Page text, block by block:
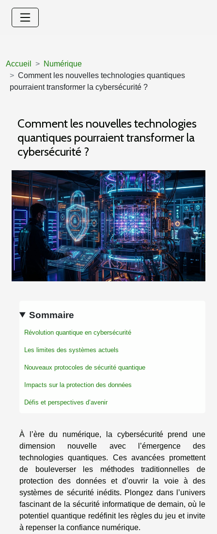
Accueil
Numérique
Comment les nouvelles technologies quantiques
pourraient transformer la cybersécurité ?
Comment les nouvelles technologies
quantiques pourraient transformer la
cybersécurité ?
Sommaire
Révolution quantique en cybersécurité
Les limites des systèmes actuels
Nouveaux protocoles de sécurité quantique
Impacts sur la protection des données
Défis et perspectives d’avenir
À l’ère du numérique, la cybersécurité prend une
dimension nouvelle avec l’émergence des
technologies quantiques. Ces avancées promettent
de bouleverser les méthodes traditionnelles de
protection des données et d’ouvrir la voie à des
systèmes de sécurité inédits. Plongez dans l’univers
fascinant de la sécurité informatique de demain, où le
potentiel quantique redéfinit les règles du jeu et invite
à repenser la confiance numérique.